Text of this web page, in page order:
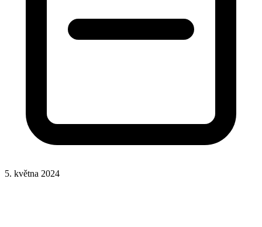
5. května 2024